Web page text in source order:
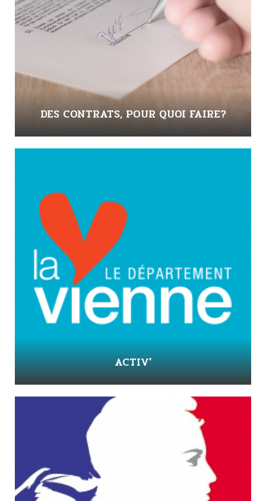
DES CONTRATS, POUR QUOI FAIRE?
ACTIV'